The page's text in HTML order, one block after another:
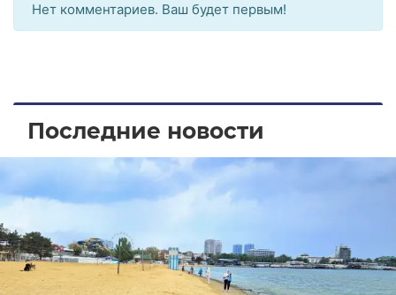
Нет комментариев. Ваш будет первым!
Последние новости